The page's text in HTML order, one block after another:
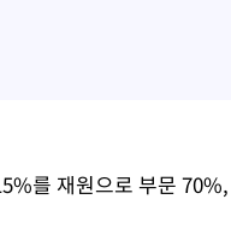
를 재원으로 부문